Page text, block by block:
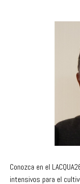
Conozca en el
intensivos para el